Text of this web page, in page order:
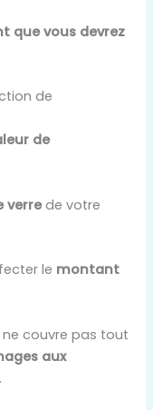
que vous devrez
de
de
verrede votre
le montant
ne couvre pas tout
aux